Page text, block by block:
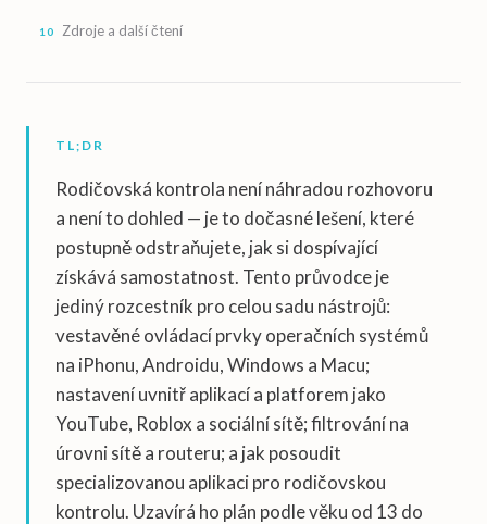
Zdroje a další čtení
TL;DR
Rodičovská kontrola není náhradou rozhovoru
a není to dohled — je to dočasné lešení, které
postupně odstraňujete, jak si dospívající
získává samostatnost. Tento průvodce je
jediný rozcestník pro celou sadu nástrojů:
vestavěné ovládací prvky operačních systémů
na iPhonu, Androidu, Windows a Macu;
nastavení uvnitř aplikací a platforem jako
YouTube, Roblox a sociální sítě; filtrování na
úrovni sítě a routeru; a jak posoudit
specializovanou aplikaci pro rodičovskou
kontrolu. Uzavírá ho plán podle věku od 13 do